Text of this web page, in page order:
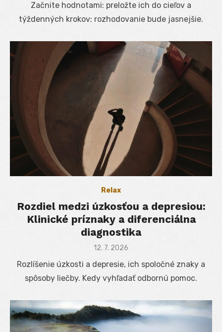
Začnite hodnotami: preložte ich do cieľov a
týždenných krokov; rozhodovanie bude jasnejšie.
Relax
Rozdiel medzi úzkosťou a depresiou:
Klinické príznaky a diferenciálna
diagnostika
Posted
12. 7. 2026
Rozlíšenie úzkosti a depresie, ich spoločné znaky a
spôsoby liečby. Kedy vyhľadať odbornú pomoc.